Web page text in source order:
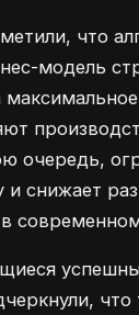
что
модель
очередь,
снижает
что